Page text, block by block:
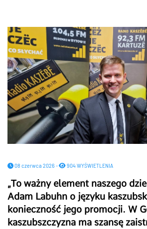
08 czerwca 2026 - 904 WYŚWIETLENIA
„To ważny element naszego
Adam Labuhn o języku
konieczność jego promocji. W
kaszubszczyzna ma szansę